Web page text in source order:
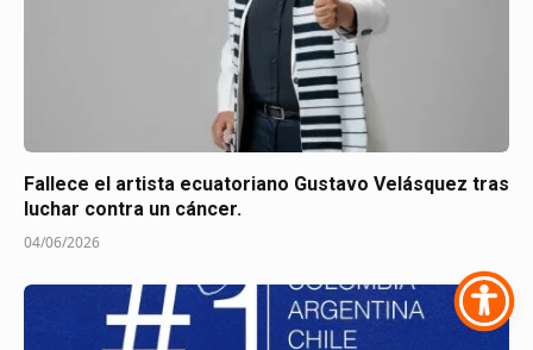
Fallece el artista ecuatoriano Gustavo Velásquez tras
luchar contra un cáncer.
04/06/2026